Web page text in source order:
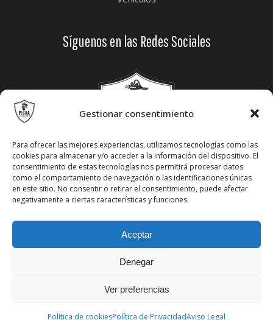
Gestionar consentimiento
Para ofrecer las mejores experiencias, utilizamos tecnologías como las
cookies para almacenar y/o acceder a la información del dispositivo. El
consentimiento de estas tecnologías nos permitirá procesar datos
como el comportamiento de navegación o las identificaciones únicas
en este sitio. No consentir o retirar el consentimiento, puede afectar
negativamente a ciertas características y funciones.
Aceptar
Denegar
Ver preferencias
Política de cookiesPolítica de PrivacidadAviso Legal
Síguenos en las Redes Sociales
© Pinturas Granollers SL
Política de Privacidad
2016 ©